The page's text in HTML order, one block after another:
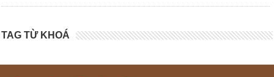
TAG TỪ KHOÁ